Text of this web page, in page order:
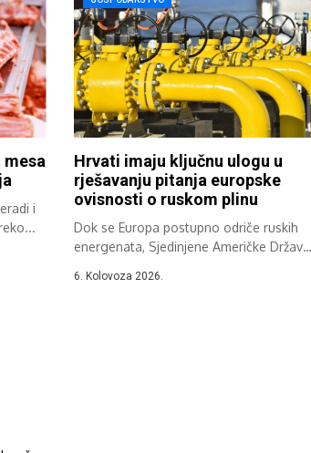
mesa
i
Hrvati imaju ključnu ulogu u
rješavanju pitanja europske
ovisnosti o ruskom plinu
Dok se Europa postupno odriče ruskih
energenata, Sjedinjene Američke Države
6. Kolovoza 2026.